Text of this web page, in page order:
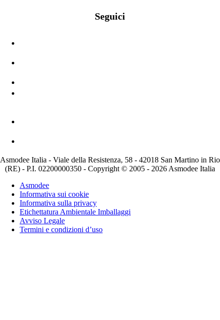
Seguici
Asmodee Italia - Viale della Resistenza, 58 - 42018 San Martino in Rio
(RE) - P.I. 02200000350 - Copyright © 2005 - 2026 Asmodee Italia
Asmodee
Informativa sui cookie
Informativa sulla privacy
Etichettatura Ambientale Imballaggi
Avviso Legale
Termini e condizioni d’uso